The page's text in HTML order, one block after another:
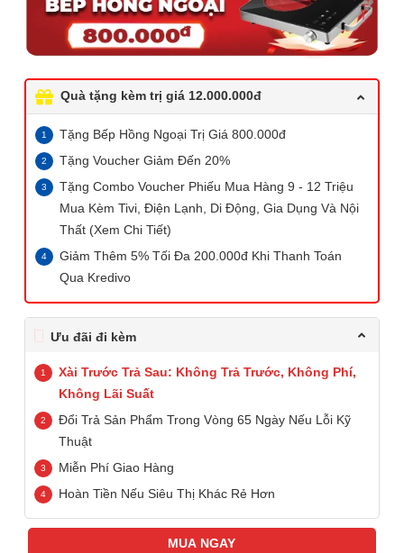
Quà tặng kèm trị giá 12.000.000đ
Tặng Bếp Hồng Ngoại Trị Giá 800.000đ
Tặng Voucher Giảm Đến 20%
Tặng Combo Voucher Phiếu Mua Hàng 9 - 12 Triệu
Mua Kèm Tivi, Điện Lạnh, Di Động, Gia Dụng Và Nội
Thất (Xem Chi Tiết)
Giảm Thêm 5% Tối Đa 200.000đ Khi Thanh Toán
Qua Kredivo
Ưu đãi đi kèm
Xài Trước Trả Sau: Không Trả Trước, Không Phí,
Không Lãi Suất
Đổi Trả Sản Phẩm Trong Vòng 65 Ngày Nếu Lỗi Kỹ
Thuật
Miễn Phí Giao Hàng
Hoàn Tiền Nếu Siêu Thị Khác Rẻ Hơn
MUA NGAY